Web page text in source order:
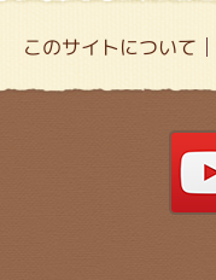
このサイトについて